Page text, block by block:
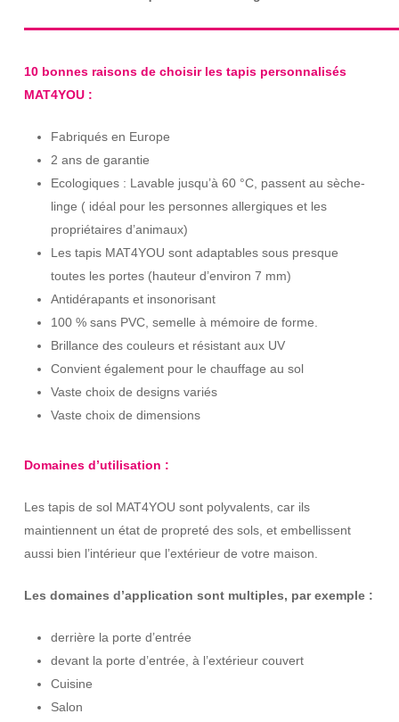
10 bonnes raisons de choisir les tapis personnalisés
MAT4YOU :
Fabriqués en Europe
2 ans de garantie
Ecologiques : Lavable jusqu’à 60 °C, passent au sèche-
linge ( idéal pour les personnes allergiques et les
propriétaires d’animaux)
Les tapis MAT4YOU sont adaptables sous presque
toutes les portes (hauteur d’environ 7 mm)
Antidérapants et insonorisant
100 % sans PVC, semelle à mémoire de forme.
Brillance des couleurs et résistant aux UV
Convient également pour le chauffage au sol
Vaste choix de designs variés
Vaste choix de dimensions
Domaines d’utilisation :
Les tapis de sol MAT4YOU sont polyvalents, car ils
maintiennent un état de propreté des sols, et embellissent
aussi bien l’intérieur que l’extérieur de votre maison.
Les domaines d’application sont multiples, par exemple :
derrière la porte d’entrée
devant la porte d’entrée, à l’extérieur couvert
Cuisine
Salon